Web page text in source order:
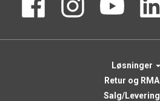
Løsninger
Retur og RMA
Salg/Levering